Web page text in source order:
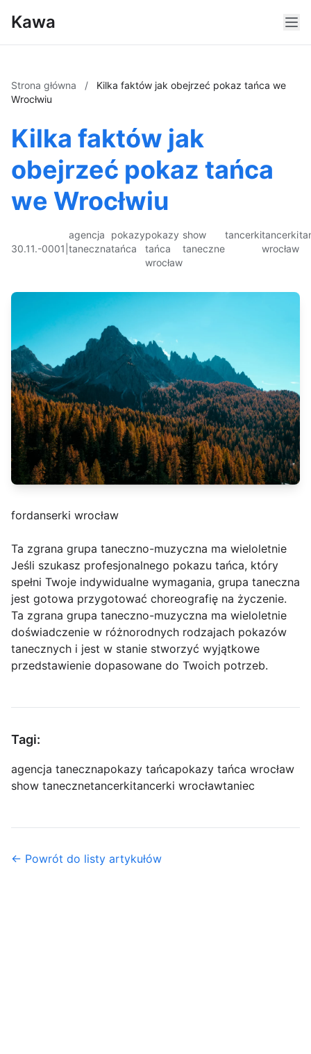
Kawa
Strona główna /
Kilka faktów jak obejrzeć pokaz tańca we
Wrocłwiu
Kilka faktów jak
obejrzeć pokaz tańca
we Wrocłwiu
30.11.-0001
agencja
taneczna
pokazy
tańca
pokazy
tańca
wrocław
show
taneczne
tancerkitancerki
wrocław
fordanserki wrocław
Ta zgrana grupa taneczno-muzyczna ma wieloletnie
Jeśli szukasz profesjonalnego pokazu tańca, który
spełni Twoje indywidualne wymagania, grupa taneczna
jest gotowa przygotować choreografię na życzenie.
Ta zgrana grupa taneczno-muzyczna ma wieloletnie
doświadczenie w różnorodnych rodzajach pokazów
tanecznych i jest w stanie stworzyć wyjątkowe
przedstawienie dopasowane do Twoich potrzeb.
Tagi:
agencja tanecznapokazy tańcapokazy tańca wrocław
show tanecznetancerkitancerki wrocławtaniec
← Powrót do listy artykułów